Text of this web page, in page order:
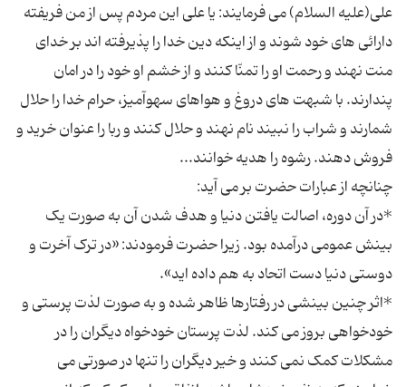
علی(علیه السلام) می فرمایند: یا علی این مردم پس از من فریفته
دارائی های خود شوند و از اینکه دین خدا را پذیرفته اند بر خدای
منت نهند و رحمت او را تمنّا کنند و از خشم او خود را در امان
پندارند. با شبهت های دروغ و هواهای سهوآمیز، حرام خدا را حلال
شمارند و شراب را نبیند نام نهند و حلال کنند و ربا را عنوان خرید و
*در آن دوره، اصالت یافتن دنیا و هدف شدن آن به صورت یک
بینش عمومی درآمده بود. زیرا حضرت فرمودند: «در ترک آخرت و
*اثر چنین بینشی در رفتارها ظاهر شده و به صورت لذت پرستی و
خودخواهی بروز می کند. لذت پرستان خودخواه دیگران را در
مشکلات کمک نمی کنند و خیر دیگران را تنها در صورتی می